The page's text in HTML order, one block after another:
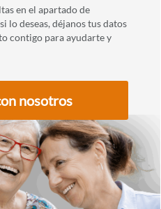
en el apartado de
lo deseas, déjanos tus datos
contigo para ayudarte y
nosotros